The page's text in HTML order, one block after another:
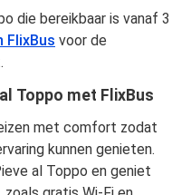
die bereikbaar is vanaf 3
FlixBus voor de
Toppo met FlixBus
met comfort zodat
kunnen genieten.
al Toppo en geniet